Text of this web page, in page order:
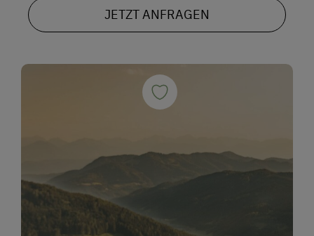
JETZT ANFRAGEN